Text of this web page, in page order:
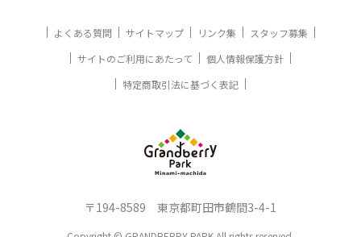
よくある質問 サイトマップ リンク集
スタッフ募集
サイトのご利用にあたって
個人情報保護方針
特定商取引法に基づく表記
〒194-8589 東京都町田市鶴間3-4-1